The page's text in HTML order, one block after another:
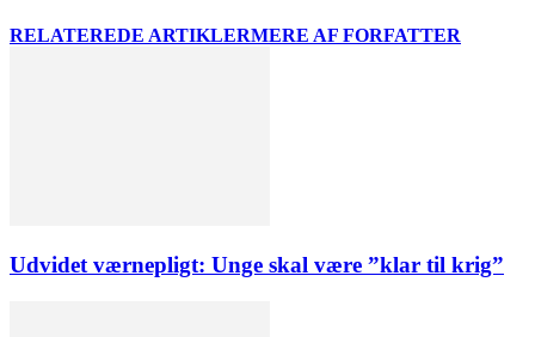
RELATEREDE ARTIKLERMERE AF FORFATTER
Udvidet værnepligt: Unge skal være ”klar til krig”